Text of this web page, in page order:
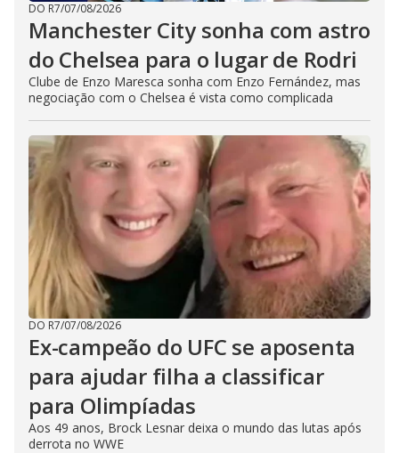
DO R7/07/08/2026
Manchester City sonha com astro
do Chelsea para o lugar de Rodri
Clube de Enzo Maresca sonha com Enzo Fernández, mas
negociação com o Chelsea é vista como complicada
DO R7/07/08/2026
Ex-campeão do UFC se aposenta
para ajudar filha a classificar
para Olimpíadas
Aos 49 anos, Brock Lesnar deixa o mundo das lutas após
derrota no WWE